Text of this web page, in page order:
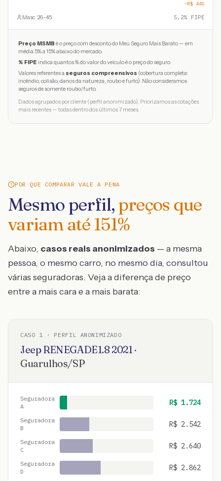
−R$ 445
Masc · 26-45 5.2% FIPE
Preço MSMB é o preço com desconto do Meu Seguro Mais Barato — em
média 5% a 15% abaixo do mercado.
% FIPE indica quantos % do valor do veículo é o preço do seguro.
Valores referentes a seguros compreensivos (cobertura completa:
incêndio, colisão, danos da natureza, roubo e furto). Não consideramos
seguros de somente roubo/furto.
Dados agrupados por cliente (perfil anonimizado). Priorizamos as cotações
mais recentes — todas dentro dos últimos 7 meses.
POR QUE COMPARAR VALE A PENA
Mesmo perfil, preços que
variam até151%
Abaixo, casos reais anonimizados — a mesma
pessoa, o mesmo carro, no mesmo dia, consultou
várias seguradoras. Veja a diferença de preço
entre a mais cara e a mais barata:
CASO 1 · PERFIL ANONIMIZADO
JeepRENEGADE1.8 2021·
Guarulhos/SP
Seguradora
A
R$ 1.724
Seguradora
B
R$ 2.542
Seguradora
C
R$ 2.640
Seguradora
D
R$ 2.862